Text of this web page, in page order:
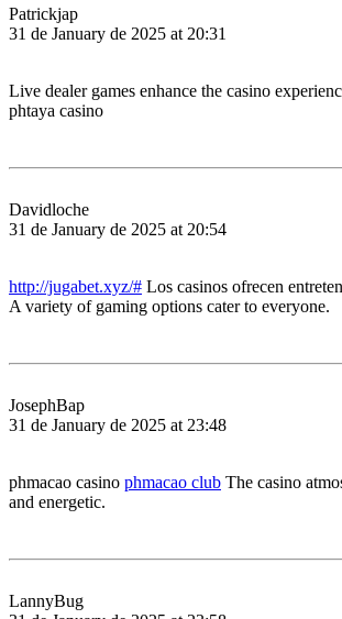
Patrickjap
31 de January de 2025 at 20:31
Live dealer games enhance the casino
phtaya casino
Davidloche
31 de January de 2025 at 20:54
http://jugabet.xyz/# Los casinos ofrecen
A variety of gaming options cater to everyone.
JosephBap
31 de January de 2025 at 23:48
phmacao casino phmacao club The casino
and energetic.
LannyBug